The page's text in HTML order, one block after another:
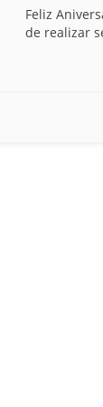
Feliz
de realizar